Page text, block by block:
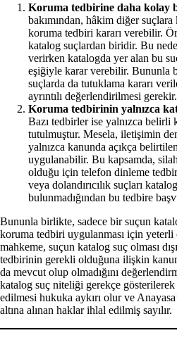
Koruma tedbirine daha kolay
bakımından, hâkim diğer
koruma tedbiri kararı verebilir.
katalog suçlardan biridir. Bu
verirken katalogda yer alan bu
eşiğiyle karar verebilir. Bununla
suçlarda da tutuklama kararı
ayrıntılı değerlendirilmesi gerekir.
Koruma tedbirinin yalnızca
Bazı tedbirler ise yalnızca belirli
tutulmuştur. Mesela, iletişimin
yalnızca kanunda açıkça
uygulanabilir. Bu kapsamda,
olduğu için telefon dinleme
veya dolandırıcılık suçları
bulunmadığından bu tedbire
Bununla birlikte, sadece bir suçun
koruma tedbiri uygulanması için
mahkeme, suçun katalog suç olması
tedbirinin gerekli olduğuna ilişkin
da mevcut olup olmadığını
katalog suç niteliği gerekçe
edilmesi hukuka aykırı olur ve
altına alınan haklar ihlal edilmiş sayılır.